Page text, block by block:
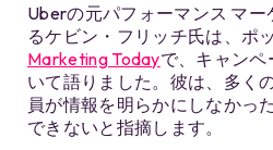
Uberの元パフォーマンス マ
るケビン・フリッチ氏は、ポ
Marketing Todayで、キャン
いて語りました。彼は、多く
員が情報を明らかにしなかっ
できないと指摘します。